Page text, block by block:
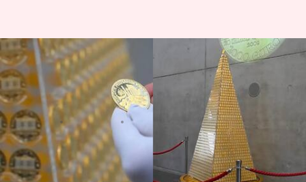
जर्मनी: सोने के व्यापारी ने बनाया 46
करोड़ रुपये की कीमत का क्रिसमस
ट्री
लेखन सयाली Dec 08, 2024 11:13 am
क्या है खबर?